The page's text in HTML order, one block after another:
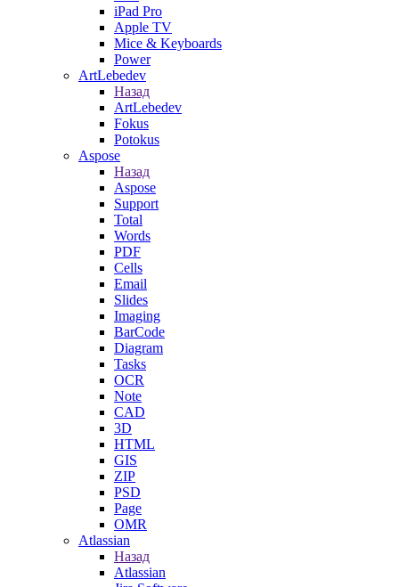
iPad Pro
Apple TV
Mice & Keyboards
Power
ArtLebedev
Назад
ArtLebedev
Fokus
Potokus
Aspose
Назад
Aspose
Support
Total
Words
PDF
Cells
Email
Slides
Imaging
BarCode
Diagram
Tasks
OCR
Note
CAD
3D
HTML
GIS
ZIP
PSD
Page
OMR
Atlassian
Назад
Atlassian